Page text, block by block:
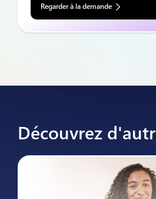
Regarder à la demande
Découvrez